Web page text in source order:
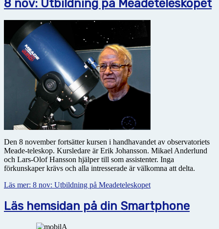
8 nov: Utbildning på Meadeteleskopet
Den 8 november fortsätter kursen i handhavandet av observatoriets
Meade-teleskop. Kursledare är Erik Johansson. Mikael Anderlund
och Lars-Olof Hansson hjälper till som assistenter. Inga
förkunskaper krävs och alla intresserade är välkomna att delta.
Läs mer: 8 nov: Utbildning på Meadeteleskopet
Läs hemsidan på din Smartphone